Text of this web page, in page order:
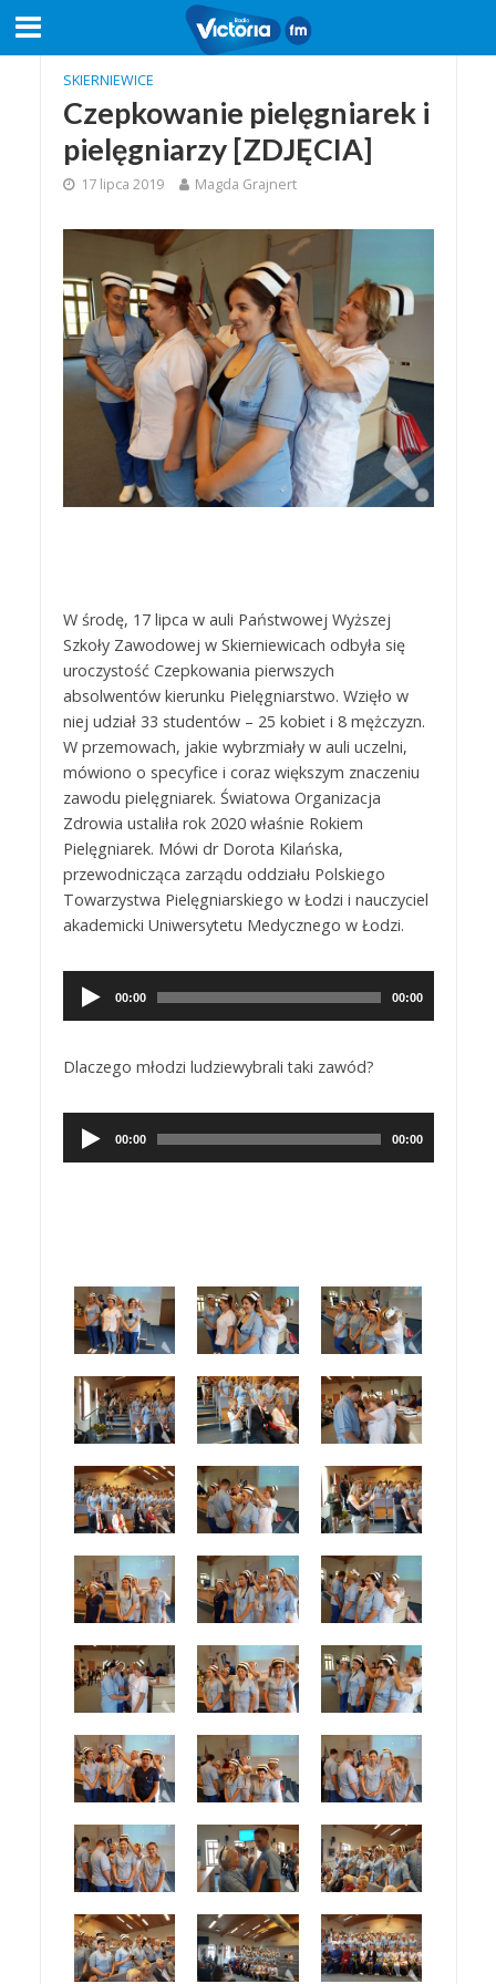
SKIERNIEWICE
Czepkowanie pielęgniarek i
pielęgniarzy [ZDJĘCIA]
17 lipca 2019 Magda Grajnert
W środę, 17 lipca w auli Państwowej Wyższej
Szkoły Zawodowej w Skierniewicach odbyła się
uroczystość Czepkowania pierwszych
absolwentów kierunku Pielęgniarstwo. Wzięło w
niej udział 33 studentów – 25 kobiet i 8 mężczyzn.
W przemowach, jakie wybrzmiały w auli uczelni,
mówiono o specyfice i coraz większym znaczeniu
zawodu pielęgniarek. Światowa Organizacja
Zdrowia ustaliła rok 2020 właśnie Rokiem
Pielęgniarek. Mówi dr Dorota Kilańska,
przewodnicząca zarządu oddziału Polskiego
Towarzystwa Pielęgniarskiego w Łodzi i nauczyciel
akademicki Uniwersytetu Medycznego w Łodzi.
Odtwarzacz
plików
dźwiękowych
00:00 00:00
Dlaczego młodzi ludziewybrali taki zawód?
Odtwarzacz
plików
dźwiękowych
00:00 00:00